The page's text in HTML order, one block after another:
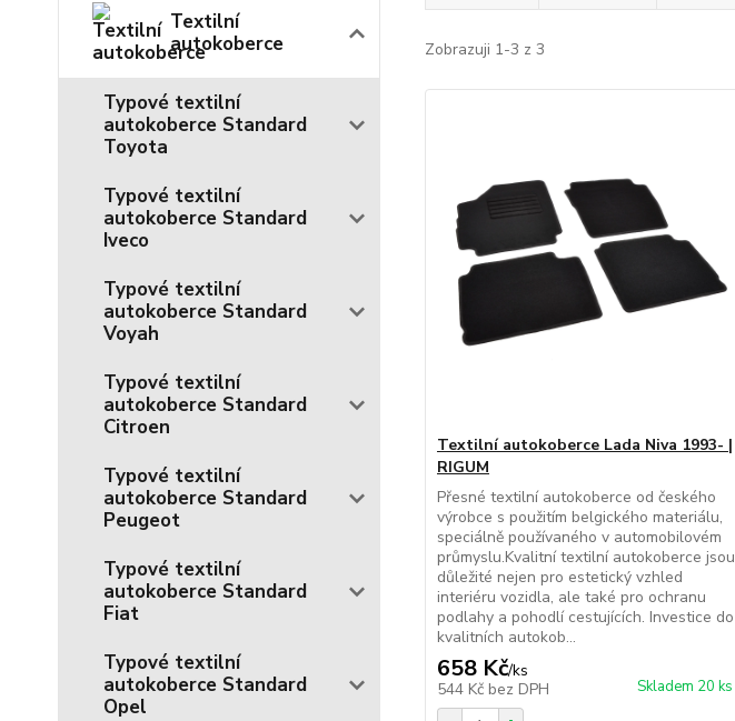
Textilní
autokoberce
Typové textilní
autokoberce Standard
Toyota
Typové textilní
autokoberce Standard
Iveco
Typové textilní
autokoberce Standard
Voyah
Typové textilní
autokoberce Standard
Citroen
Typové textilní
autokoberce Standard
Peugeot
Typové textilní
autokoberce Standard
Fiat
Typové textilní
autokoberce Standard
Opel
Zobrazuji 1-3 z 3
Textilní autokoberce Lada Niva 1993- |
RIGUM
Přesné textilní autokoberce od českého
výrobce s použitím belgického materiálu,
speciálně používaného v automobilovém
průmyslu.Kvalitní textilní autokoberce jsou
důležité nejen pro estetický vzhled
interiéru vozidla, ale také pro ochranu
podlahy a pohodlí cestujících. Investice do
kvalitních autokob...
658 Kč/ks
544 Kč bez DPH Skladem 20 ks